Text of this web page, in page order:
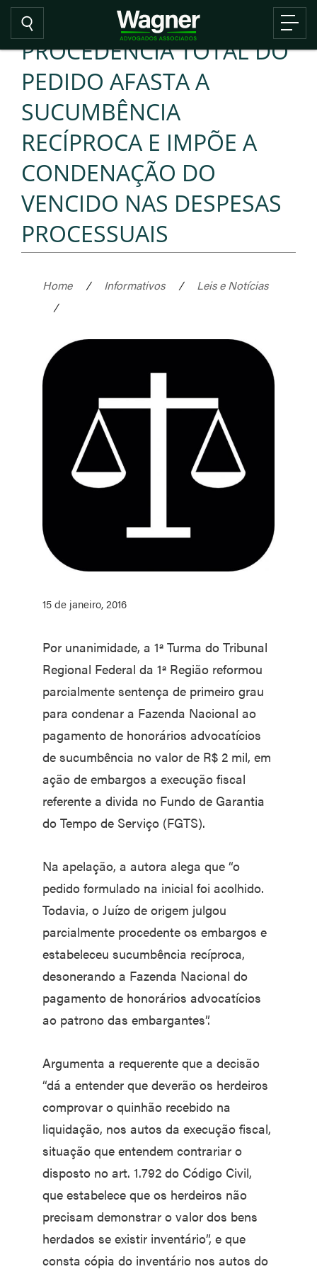
PROCEDÊNCIA TOTAL DO
PEDIDO AFASTA A
SUCUMBÊNCIA
RECÍPROCA E IMPÕE A
CONDENAÇÃO DO
VENCIDO NAS DESPESAS
PROCESSUAIS
Home / Informativos /
Leis e Notícias
/
15 de janeiro, 2016
Por unanimidade, a 1ª Turma do Tribunal
Regional Federal da 1ª Região reformou
parcialmente sentença de primeiro grau
para condenar a Fazenda Nacional ao
pagamento de honorários advocatícios
de sucumbência no valor de R$ 2 mil, em
ação de embargos a execução fiscal
referente a divida no Fundo de Garantia
do Tempo de Serviço (FGTS).
Na apelação, a autora alega que “o
pedido formulado na inicial foi acolhido.
Todavia, o Juízo de origem julgou
parcialmente procedente os embargos e
estabeleceu sucumbência recíproca,
desonerando a Fazenda Nacional do
pagamento de honorários advocatícios
ao patrono das embargantes”.
Argumenta a requerente que a decisão
“dá a entender que deverão os herdeiros
comprovar o quinhão recebido na
liquidação, nos autos da execução fiscal,
situação que entendem contrariar o
disposto no art. 1.792 do Código Civil,
que estabelece que os herdeiros não
precisam demonstrar o valor dos bens
herdados se existir inventário”, e que
consta cópia do inventário nos autos do